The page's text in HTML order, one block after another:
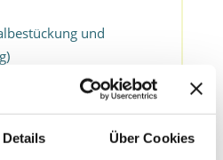
Details Über Cookies
und
Berufsausbildung